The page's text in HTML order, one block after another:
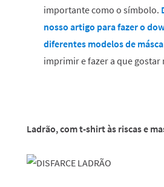
importante como o símbolo.
nosso artigo para fazer o
diferentes modelos de
imprimir e fazer a que gostar
Ladrão, com t-shirt às riscas e